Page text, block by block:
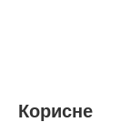
Корисне